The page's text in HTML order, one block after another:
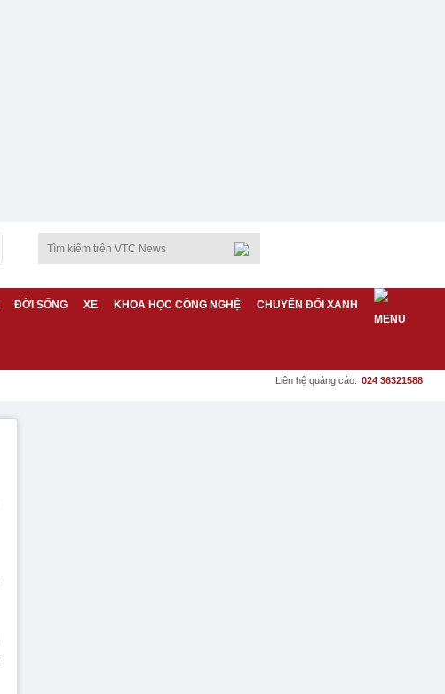
ĐỜI SỐNG XE KHOA HỌC CÔNG NGHỆ CHUYỂN ĐỔI XANH
Liên hệ quảng cáo: 024 36321588